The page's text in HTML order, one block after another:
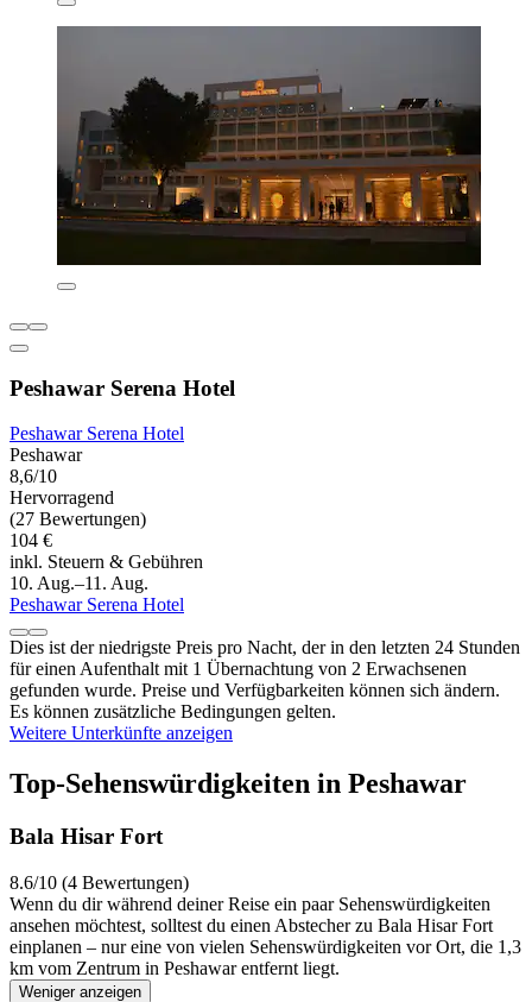
Peshawar Serena Hotel
Peshawar Serena Hotel
Peshawar
8,6/10
Hervorragend
(27 Bewertungen)
104 €
inkl. Steuern & Gebühren
10. Aug.–11. Aug.
Peshawar Serena Hotel
Dies ist der niedrigste Preis pro Nacht, der in den letzten 24 Stunden
für einen Aufenthalt mit 1 Übernachtung von 2 Erwachsenen
gefunden wurde. Preise und Verfügbarkeiten können sich ändern.
Es können zusätzliche Bedingungen gelten.
Weitere Unterkünfte anzeigen
Top-Sehenswürdigkeiten in Peshawar
Bala Hisar Fort
8.6/10 (4 Bewertungen)
Wenn du dir während deiner Reise ein paar Sehenswürdigkeiten
ansehen möchtest, solltest du einen Abstecher zu Bala Hisar Fort
einplanen – nur eine von vielen Sehenswürdigkeiten vor Ort, die 1,3
km vom Zentrum in Peshawar entfernt liegt.
Weniger anzeigen